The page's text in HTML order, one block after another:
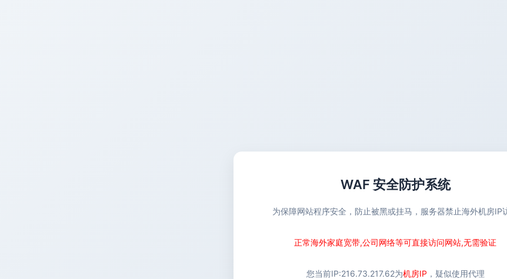
WAF 安全防护系统
为保障网站程序安全，防止被黑或挂马，服务器禁止海外机房IP
正常海外家庭宽带,公司网络等可直接访问网站,无需验证
您当前IP:216.73.217.62为机房IP ，疑似使用代理